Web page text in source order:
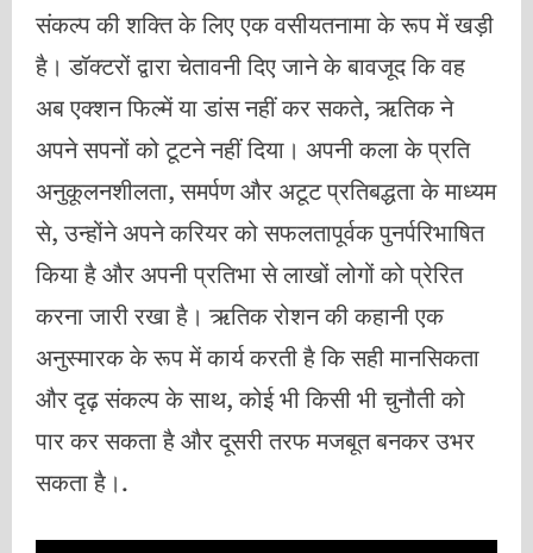
संकल्प की शक्ति के लिए एक वसीयतनामा के रूप में खड़ी
है। डॉक्टरों द्वारा चेतावनी दिए जाने के बावजूद कि वह
अब एक्शन फिल्में या डांस नहीं कर सकते, ऋतिक ने
अपने सपनों को टूटने नहीं दिया। अपनी कला के प्रति
अनुकूलनशीलता, समर्पण और अटूट प्रतिबद्धता के माध्यम
से, उन्होंने अपने करियर को सफलतापूर्वक पुनर्परिभाषित
किया है और अपनी प्रतिभा से लाखों लोगों को प्रेरित
करना जारी रखा है। ऋतिक रोशन की कहानी एक
अनुस्मारक के रूप में कार्य करती है कि सही मानसिकता
और दृढ़ संकल्प के साथ, कोई भी किसी भी चुनौती को
पार कर सकता है और दूसरी तरफ मजबूत बनकर उभर
सकता है।.